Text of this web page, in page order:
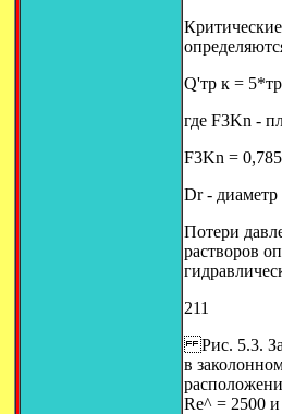
Q'тр к =
где F3Kn -
F3Kn =
Dr -
Потери
растворов
211
Рис. 5.3.
в
Re^ = 2500